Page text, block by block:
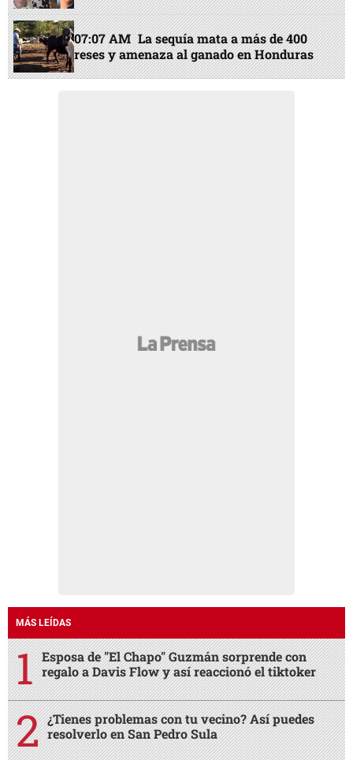
07:07 AM La sequía mata a más de 400
reses y amenaza al ganado en Honduras
MÁS LEÍDAS
Esposa de "El Chapo" Guzmán sorprende con
regalo a Davis Flow y así reaccionó el tiktoker
¿Tienes problemas con tu vecino? Así puedes
resolverlo en San Pedro Sula